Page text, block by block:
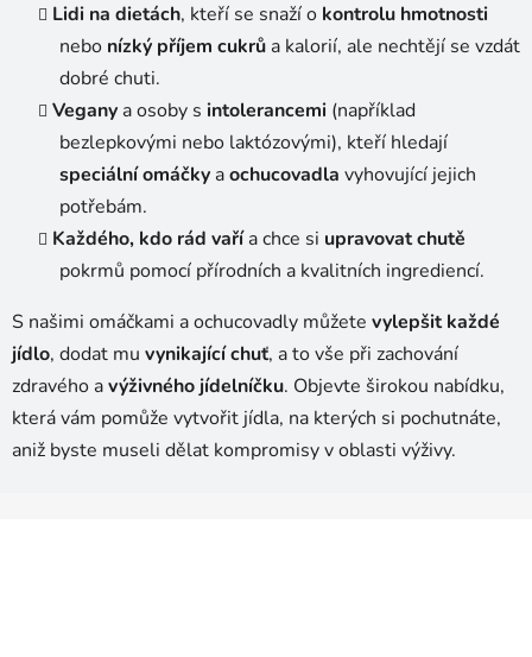
Lidi na dietách, kteří se snaží o kontrolu hmotnosti
nebo nízký příjem cukrů a kalorií, ale nechtějí se vzdát
dobré chuti.
Vegany a osoby s intolerancemi (například
bezlepkovými nebo laktózovými), kteří hledají
speciální omáčky aochucovadla vyhovující jejich
potřebám.
Každého, kdo rád vařía chce si upravovat chutě
pokrmů pomocí přírodních a kvalitních ingrediencí.
S našimi omáčkami a ochucovadly můžete vylepšit každé
jídlo, dodat mu vynikající chuť, a to vše při zachování
zdravého avýživného jídelníčku. Objevte širokou nabídku,
která vám pomůže vytvořit jídla, na kterých si pochutnáte,
aniž byste museli dělat kompromisy v oblasti výživy.